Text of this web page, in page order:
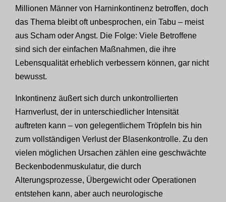
Millionen Männer von Harninkontinenz betroffen, doch
das Thema bleibt oft unbesprochen, ein Tabu – meist
aus Scham oder Angst. Die Folge: Viele Betroffene
sind sich der einfachen Maßnahmen, die ihre
Lebensqualität erheblich verbessern können, gar nicht
bewusst.
Inkontinenz äußert sich durch unkontrollierten
Harnverlust, der in unterschiedlicher Intensität
auftreten kann – von gelegentlichem Tröpfeln bis hin
zum vollständigen Verlust der Blasenkontrolle. Zu den
vielen möglichen Ursachen zählen eine geschwächte
Beckenbodenmuskulatur, die durch
Alterungsprozesse, Übergewicht oder Operationen
entstehen kann, aber auch neurologische